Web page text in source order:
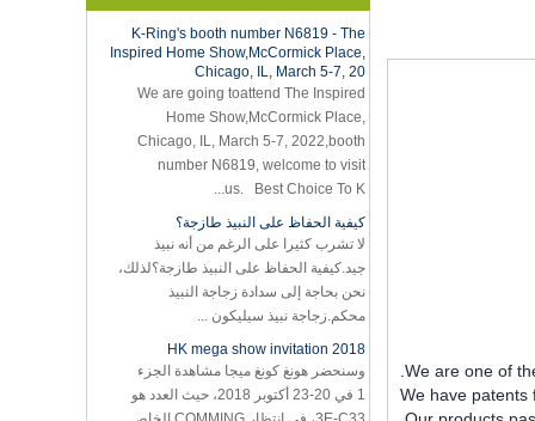
K-Ring's booth number N6819 - The
Inspired Home Show,McCormick Place,
Chicago, IL, March 5-7, 20
We are going toattend The Inspired
Home Show,McCormick Place,
Chicago, IL, March 5-7, 2022,booth
number N6819, welcome to visit
us. Best Choice To K...
كيفية الحفاظ على النبيذ طازجة؟
لا تشرب كثيرا على الرغم من أنه نبيذ
جيد.كيفية الحفاظ على النبيذ طازجة؟لذلك،
نحن بحاجة إلى سدادة زجاجة النبيذ
محكم.زجاجة نبيذ سيليكون ...
2018 HK mega show invitation
وسنحضر هونغ كونغ ميجا مشاهدة الجزء
1 في 20-23 أكتوبر 2018، حيث العدد هو
3E-C33، في انتظار COMMING الخاص